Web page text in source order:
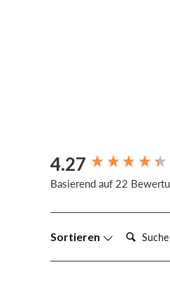
4.27
Basierend auf 22
Sortieren Suche:
New content loaded